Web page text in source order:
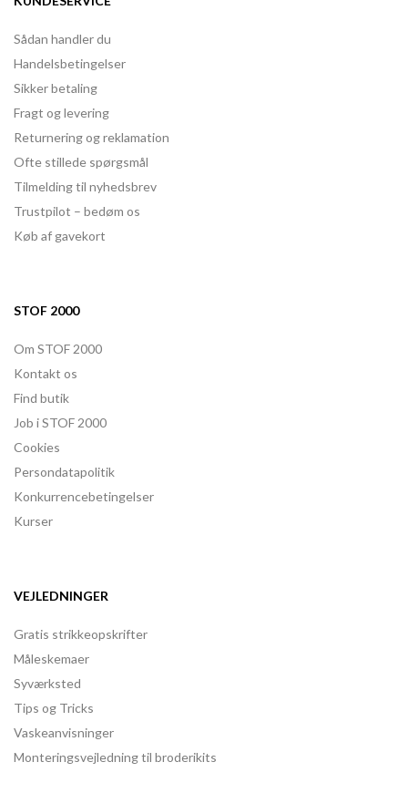
Sådan handler du
Handelsbetingelser
Sikker betaling
Fragt og levering
Returnering og reklamation
Ofte stillede spørgsmål
Tilmelding til nyhedsbrev
Trustpilot – bedøm os
Køb af gavekort
STOF 2000
Om STOF 2000
Kontakt os
Find butik
Job i STOF 2000
Cookies
Persondatapolitik
Konkurrencebetingelser
Kurser
VEJLEDNINGER
Gratis strikkeopskrifter
Måleskemaer
Syværksted
Tips og Tricks
Vaskeanvisninger
Monteringsvejledning til broderikits